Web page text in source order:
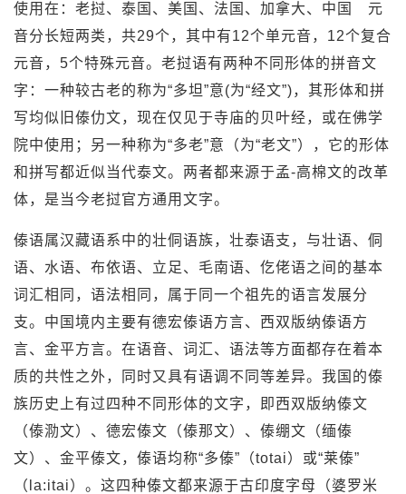
使用在：老挝、泰国、美国、法国、加拿大、中国 元
音分长短两类，共29个，其中有12个单元音，12个复合
元音，5个特殊元音。老挝语有两种不同形体的拼音文
字：一种较古老的称为“多坦”意(为“经文”)，其形体和拼
写均似旧傣仂文，现在仅见于寺庙的贝叶经，或在佛学
院中使用；另一种称为“多老”意（为“老文”），它的形体
和拼写都近似当代泰文。两者都来源于孟-高棉文的改革
体，是当今老挝官方通用文字。
傣语属汉藏语系中的壮侗语族，壮泰语支，与壮语、侗
语、水语、布依语、立足、毛南语、仡佬语之间的基本
词汇相同，语法相同，属于同一个祖先的语言发展分
支。中国境内主要有德宏傣语方言、西双版纳傣语方
言、金平方言。在语音、词汇、语法等方面都存在着本
质的共性之外，同时又具有语调不同等差异。我国的傣
族历史上有过四种不同形体的文字，即西双版纳傣文
（傣泐文）、德宏傣文（傣那文）、傣绷文（缅傣
文）、金平傣文，傣语均称“多傣”（totai）或“莱傣”
（la:itai）。这四种傣文都来源于古印度字母（婆罗米